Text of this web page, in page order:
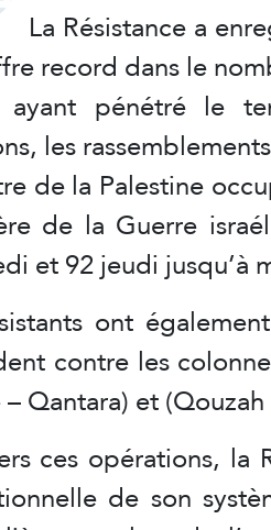
La Résistance a
record dans le
ayant pénétré le
les
de la Palestine
de la Guerre
et 92 jeudi jusqu’à
ont
contre les
– Qantara) et
ces opérations, la
de son